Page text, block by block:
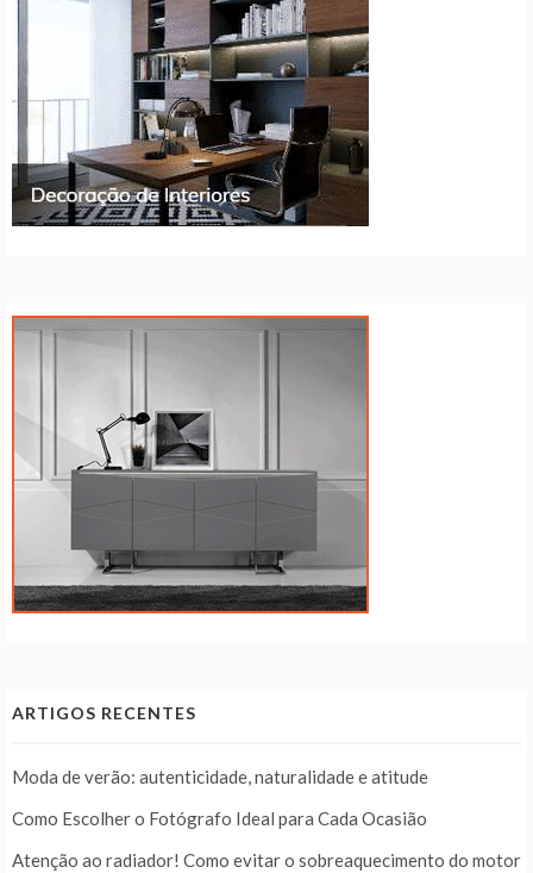
ARTIGOS RECENTES
Moda de verão: autenticidade, naturalidade e atitude
Como Escolher o Fotógrafo Ideal para Cada Ocasião
Atenção ao radiador! Como evitar o sobreaquecimento do motor